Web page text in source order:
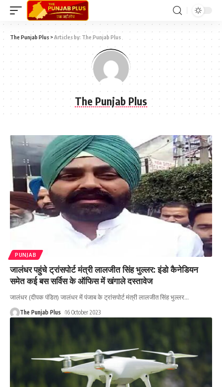
The Punjab Plus >Articles by: The Punjab Plus
The Punjab Plus
PUNJAB
जालंधर पहुंचे ट्रांसपोर्ट मंत्री लालजीत सिंह भुल्लर: इंडो कैनेडियन
समेत कई बस सर्विस के ऑफिस में खंगाले दस्तावेज
जालंधर (दीपक पंडित) जालंधर में पंजाब के ट्रांसपोर्ट मंत्री लालजीत सिंह भुल्लर…
The Punjab Plus 16 October 2023